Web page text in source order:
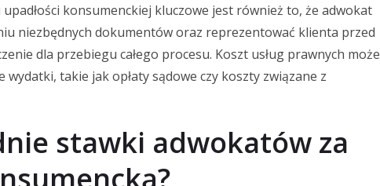
konsumenckiej kluczowe jest również to, że adwokat
niezbędnych dokumentów oraz reprezentować klienta przed
dla przebiegu całego procesu. Koszt usług prawnych może
takie jak opłaty sądowe czy koszty związane z
stawki adwokatów za